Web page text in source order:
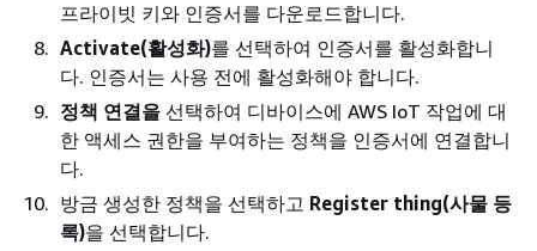
프라이빗 키와 인증서를 다운로드합니다.
Activate(활성화)를 선택하여 인증서를 활성화합니
다. 인증서는 사용 전에 활성화해야 합니다.
정책 연결을 선택하여 디바이스에 AWS IoT 작업에 대
한 액세스 권한을 부여하는 정책을 인증서에 연결합니
다.
방금 생성한 정책을 선택하고 Register thing(사물 등
록)을 선택합니다.